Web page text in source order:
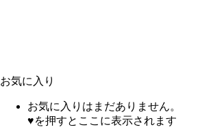
お気に入り
お気に入りはまだありません。
♥を押すとここに表示されます